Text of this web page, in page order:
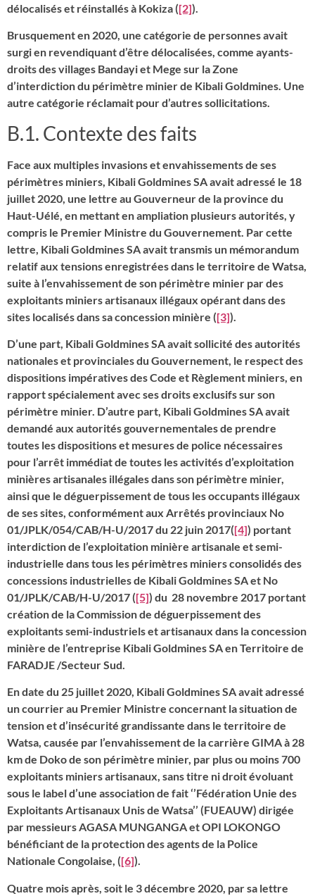
délocalisés et réinstallés à Kokiza ([2]).
Brusquement en 2020, une catégorie de personnes avait
surgi en revendiquant d’être délocalisées, comme ayants-
droits des villages Bandayi et Mege sur la Zone
d’interdiction du périmètre minier de Kibali Goldmines. Une
autre catégorie réclamait pour d’autres sollicitations.
B.1. Contexte des faits
Face aux multiples invasions et envahissements de ses
périmètres miniers, Kibali Goldmines SA avait adressé le 18
juillet 2020, une lettre au Gouverneur de la province du
Haut-Uélé, en mettant en ampliation plusieurs autorités, y
compris le Premier Ministre du Gouvernement. Par cette
lettre, Kibali Goldmines SA avait transmis un mémorandum
relatif aux tensions enregistrées dans le territoire de Watsa,
suite à l’envahissement de son périmètre minier par des
exploitants miniers artisanaux illégaux opérant dans des
sites localisés dans sa concession minière ([3]).
D’une part, Kibali Goldmines SA avait sollicité des autorités
nationales et provinciales du Gouvernement, le respect des
dispositions impératives des Code et Règlement miniers, en
rapport spécialement avec ses droits exclusifs sur son
périmètre minier. D’autre part, Kibali Goldmines SA avait
demandé aux autorités gouvernementales de prendre
toutes les dispositions et mesures de police nécessaires
pour l’arrêt immédiat de toutes les activités d’exploitation
minières artisanales illégales dans son périmètre minier,
ainsi que le déguerpissement de tous les occupants illégaux
de ses sites, conformément aux Arrêtés provinciaux No
01/JPLK/054/CAB/H-U/2017 du 22 juin 2017([4]) portant
interdiction de l’exploitation minière artisanale et semi-
industrielle dans tous les périmètres miniers consolidés des
concessions industrielles de Kibali Goldmines SA et No
01/JPLK/CAB/H-U/2017 ([5]) du 28 novembre 2017 portant
création de la Commission de déguerpissement des
exploitants semi-industriels et artisanaux dans la concession
minière de l’entreprise Kibali Goldmines SA en Territoire de
FARADJE /Secteur Sud.
En date du 25 juillet 2020, Kibali Goldmines SA avait adressé
un courrier au Premier Ministre concernant la situation de
tension et d’insécurité grandissante dans le territoire de
Watsa, causée par l’envahissement de la carrière GIMA à 28
km de Doko de son périmètre minier, par plus ou moins 700
exploitants miniers artisanaux, sans titre ni droit évoluant
sous le label d’une association de fait ‘’Fédération Unie des
Exploitants Artisanaux Unis de Watsa’’ (FUEAUW) dirigée
par messieurs AGASA MUNGANGA et OPI LOKONGO
bénéficiant de la protection des agents de la Police
Nationale Congolaise, ([6]).
Quatre mois après, soit le 3 décembre 2020, par sa lettre